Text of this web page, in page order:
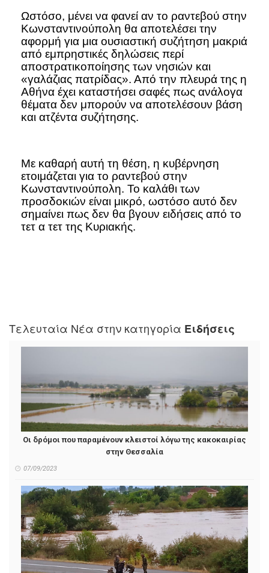
Ωστόσο, μένει να φανεί αν το ραντεβού στην
Κωνσταντινούπολη θα αποτελέσει την
αφορμή για μια ουσιαστική συζήτηση μακριά
από εμπρηστικές δηλώσεις περί
αποστρατικοποίησης των νησιών και
«γαλάζιας πατρίδας». Από την πλευρά της η
Αθήνα έχει καταστήσει σαφές πως ανάλογα
θέματα δεν μπορούν να αποτελέσουν βάση
και ατζέντα συζήτησης.
Με καθαρή αυτή τη θέση, η κυβέρνηση
ετοιμάζεται για το ραντεβού στην
Κωνσταντινούπολη. Το καλάθι των
προσδοκιών είναι μικρό, ωστόσο αυτό δεν
σημαίνει πως δεν θα βγουν ειδήσεις από το
τετ α τετ της Κυριακής.
Τελευταία Νέα στην κατηγορία Ειδήσεις
Οι δρόμοι που παραμένουν κλειστοί λόγω της κακοκαιρίας
στην Θεσσαλία
07/09/2023